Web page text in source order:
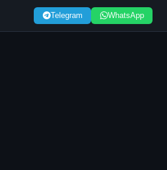
Telegram WhatsApp